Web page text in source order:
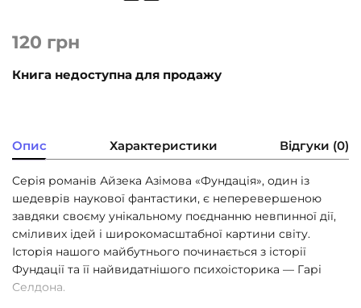
120 грн
Книга недоступна для продажу
Опис Характеристики Відгуки (0)
Cерія романів Айзека Азімова «Фундація», один із
шедеврів наукової фантастики, є неперевершеною
завдяки своєму унікальному поєднанню невпинної дії,
сміливих ідей і широкомасштабної картини світу.
Історія нашого майбутнього починається з історії
Фундації та її найвидатнішого психоісторика — Гарі
Селдона.